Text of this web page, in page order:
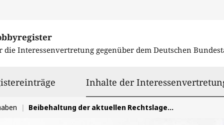
die Interessenvertretung gegenüber dem Deutschen
Inhalte der
Beibehaltung der aktuellen Rechtslage i.R.d. EU-VO-E COM(2023) 533 final